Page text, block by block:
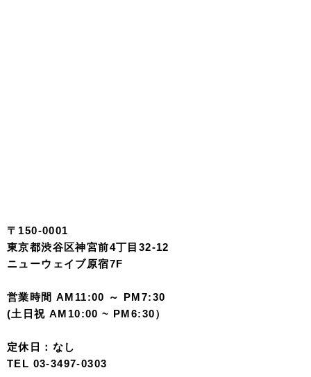
〒150-0001
東京都渋谷区神宮前4丁目32-12
ニューウェイブ原宿7F
営業時間 AM11:00 ～ PM7:30
(土日祝 AM10:00 ~ PM6:30）
定休日：なし
TEL 03-3497-0303